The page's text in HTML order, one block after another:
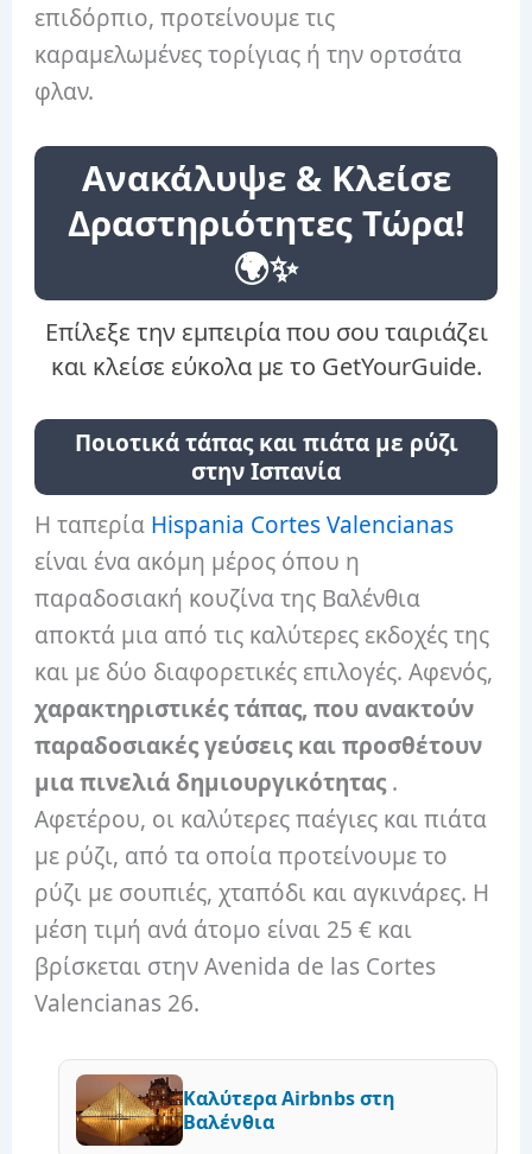
επιδόρπιο, προτείνουμε τις
καραμελωμένες τορίγιας ή την ορτσάτα
φλαν.
Ανακάλυψε & Κλείσε
Δραστηριότητες Τώρα!
🌍✨
Επίλεξε την εμπειρία που σου ταιριάζει
και κλείσε εύκολα με το GetYourGuide.
Ποιοτικά τάπας και πιάτα με ρύζι
στην Ισπανία
Η ταπερία Hispania Cortes Valencianas
είναι ένα ακόμη μέρος όπου η
παραδοσιακή κουζίνα της Βαλένθια
αποκτά μια από τις καλύτερες εκδοχές της
και με δύο διαφορετικές επιλογές. Αφενός,
χαρακτηριστικές τάπας, που ανακτούν
παραδοσιακές γεύσεις και προσθέτουν
μια πινελιά δημιουργικότητας.
Αφετέρου, οι καλύτερες παέγιες και πιάτα
με ρύζι, από τα οποία προτείνουμε το
ρύζι με σουπιές, χταπόδι και αγκινάρες. Η
μέση τιμή ανά άτομο είναι 25 € και
βρίσκεται στην Avenida de las Cortes
Valencianas 26.
Καλύτερα Airbnbs στη
Βαλένθια